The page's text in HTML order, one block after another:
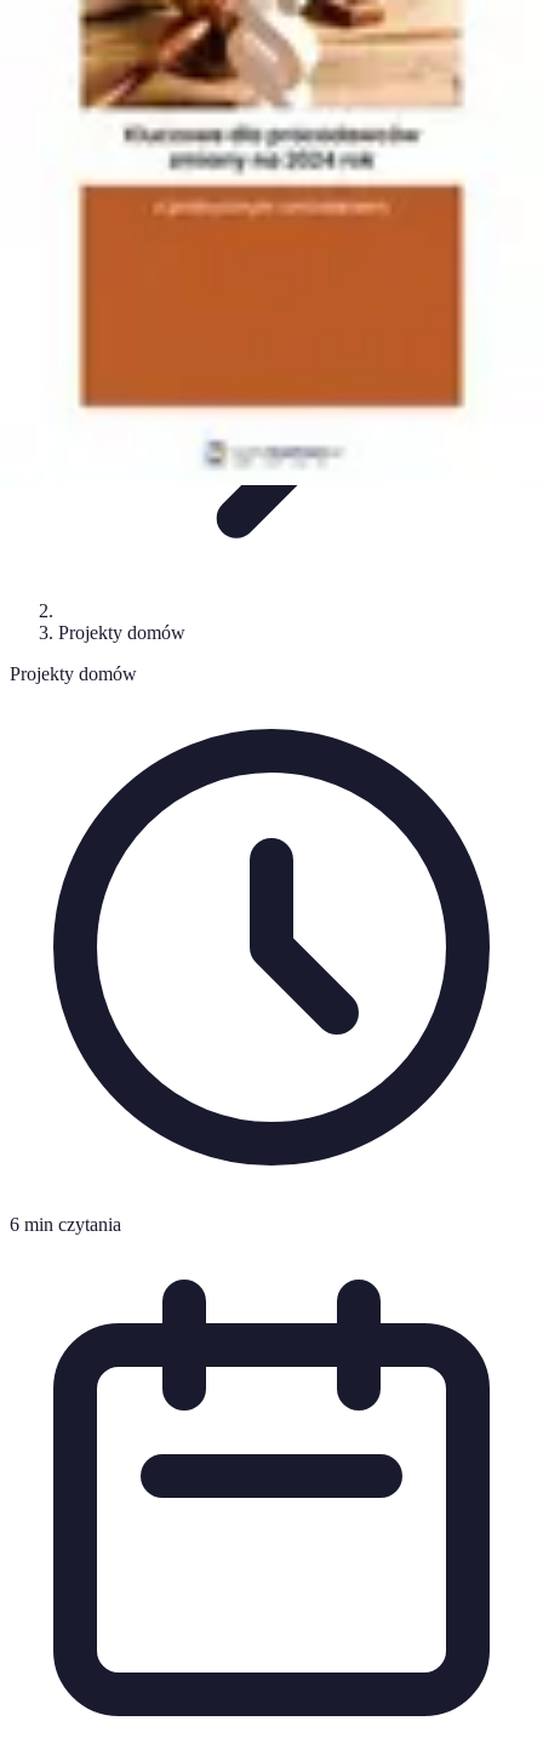
Projekty na Dom
Projektowanie wnętrzInspiracje Budowa i materiałyPorady
dotyczące projektówTrendy
Projekty na Dom
Projekty domów
Projekty domów
6 min czytania